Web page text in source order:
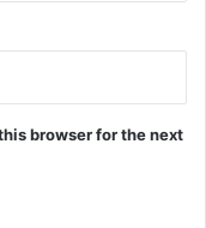
browser for the next